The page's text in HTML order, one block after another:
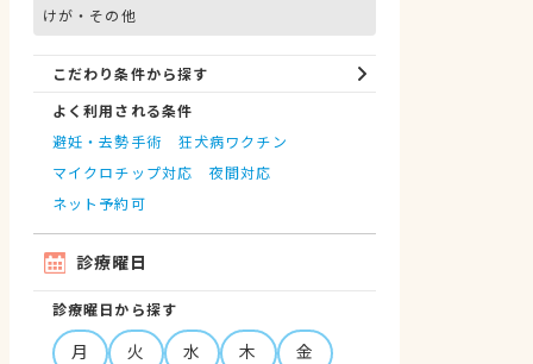
けが・その他
こだわり条件から探す
よく利用される条件
避妊・去勢手術
狂犬病ワクチン
マイクロチップ対応
夜間対応
ネット予約可
診療曜日
診療曜日から探す
月 火 水 木
金